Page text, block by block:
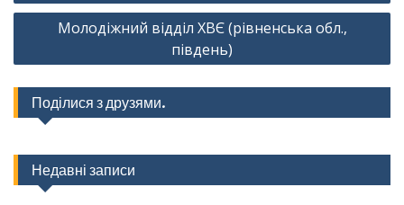
Молодіжний відділ ХВЄ (рівненська обл.,
південь)
Поділися з друзями.
Недавні записи